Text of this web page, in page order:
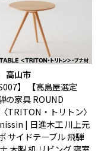
）
）
府）
阪府）
高山市
】
【高島屋選定
の家具 ROUND
TRITON・トリトン〉
| 日進木工 川上元
サイドテーブル 飛騨